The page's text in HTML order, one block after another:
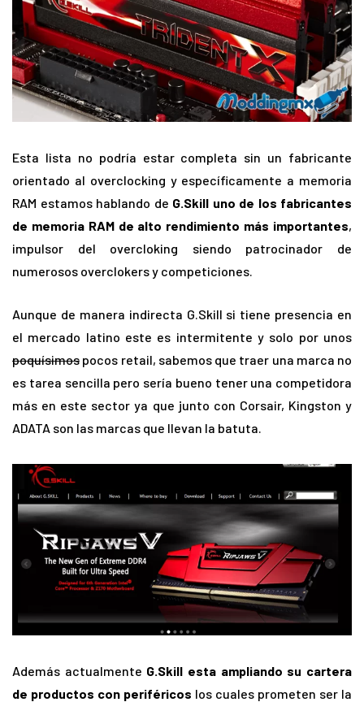
Esta lista no podría estar completa sin un fabricante
orientado al overclocking y específicamente a memoria
RAM estamos hablando de G.Skill uno de los fabricantes
de memoria RAM de alto rendimiento más importantes,
impulsor del overcloking siendo patrocinador de
numerosos overclokers y competiciones.
Aunque de manera indirecta G.Skill si tiene presencia en
el mercado latino este es intermitente y solo por unos
poquísimos pocos retail, sabemos que traer una marca no
es tarea sencilla pero sería bueno tener una competidora
más en este sector ya que junto con Corsair, Kingston y
ADATA son las marcas que llevan la batuta.
Además actualmente G.Skill esta ampliando su cartera
de productos con periféricos los cuales prometen ser la